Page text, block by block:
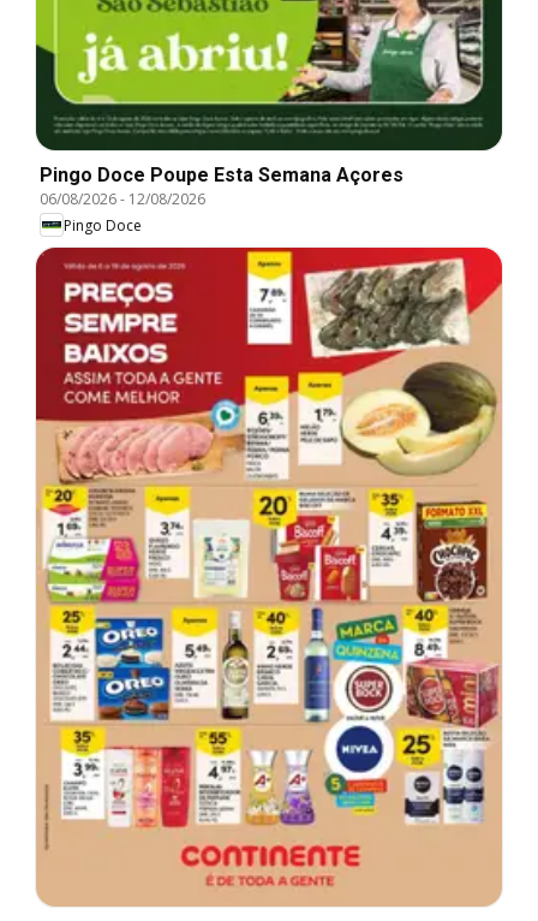
Pingo Doce Poupe Esta Semana Açores
06/08/2026- 12/08/2026
Pingo Doce